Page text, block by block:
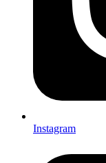
Instagram